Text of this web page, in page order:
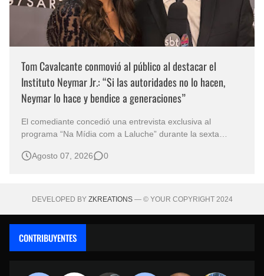
Tom Cavalcante conmovió al público al destacar el
Instituto Neymar Jr.: “Si las autoridades no lo hacen,
Neymar lo hace y bendice a generaciones”
El comediante concedió una entrevista exclusiva al
programa “Na Mídia com a Laluche” durante la sexta
eventos benéficos más importantes de Brasil. En medio del
Agosto 07, 2026 0
DEVELOPED BY ZKREATIONS— © YOUR COPYRIGHT 2024
CONTRIBUYENTES